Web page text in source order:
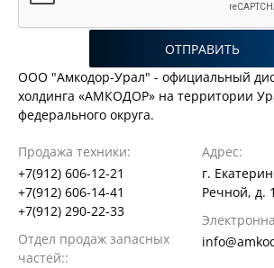
ОТПРАВИТЬ
ООО "Амкодор-Урал" - официальный
холдинга «АМКОДОР» на территории
федерального округа.
Продажа техники:
+7(912) 606-12-21
+7(912) 606-14-41
+7(912) 290-22-33
Отдел продаж запасных
частей::
Адрес:
г.
Речной, д.